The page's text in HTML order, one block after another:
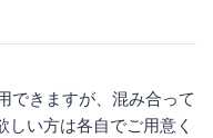
できますが、混み合って
い方は各自でご用意く